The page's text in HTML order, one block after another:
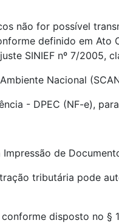
não for possível
definido em Ato
SINIEF nº 7/2005,
Nacional
- DPEC (NF-e),
de
tributária pode
disposto no §